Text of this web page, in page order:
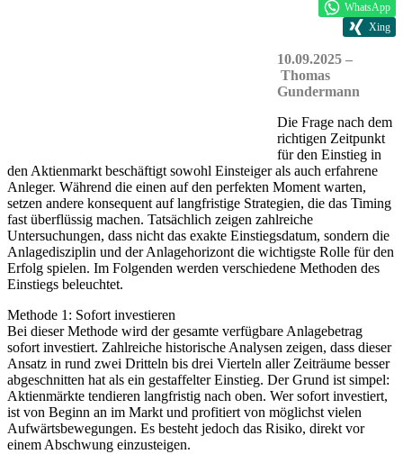
WhatsApp
Xing
10.09.2025 –
Thomas
Gundermann
Die Frage nach dem
richtigen Zeitpunkt
für den Einstieg in
den Aktienmarkt beschäftigt sowohl Einsteiger als auch erfahrene
Anleger. Während die einen auf den perfekten Moment warten,
setzen andere konsequent auf langfristige Strategien, die das Timing
fast überflüssig machen. Tatsächlich zeigen zahlreiche
Untersuchungen, dass nicht das exakte Einstiegsdatum, sondern die
Anlagedisziplin und der Anlagehorizont die wichtigste Rolle für den
Erfolg spielen. Im Folgenden werden verschiedene Methoden des
Einstiegs beleuchtet.
Methode 1: Sofort investieren
Bei dieser Methode wird der gesamte verfügbare Anlagebetrag
sofort investiert. Zahlreiche historische Analysen zeigen, dass dieser
Ansatz in rund zwei Dritteln bis drei Vierteln aller Zeiträume besser
abgeschnitten hat als ein gestaffelter Einstieg. Der Grund ist simpel:
Aktienmärkte tendieren langfristig nach oben. Wer sofort investiert,
ist von Beginn an im Markt und profitiert von möglichst vielen
Aufwärtsbewegungen. Es besteht jedoch das Risiko, direkt vor
einem Abschwung einzusteigen.